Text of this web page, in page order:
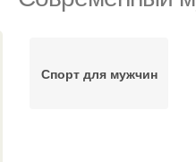
Спорт для мужчин